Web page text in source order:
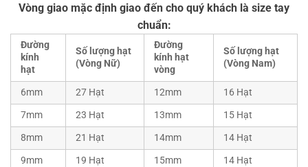
Vòng giao mặc định giao đến cho quý khách là size tay
chuẩn:
Đường
kính
hạt
Số lượng hạt
(Vòng Nữ)
Đường
kính hạt
vòng
Số lượng hạt
(Vòng Nam)
6mm 27 Hạt 12mm
16 Hạt
7mm
23 Hạt 13mm
15 Hạt
8mm
21 Hạt 14mm
14 Hạt
9mm
19 Hạt 15mm
14 Hạt